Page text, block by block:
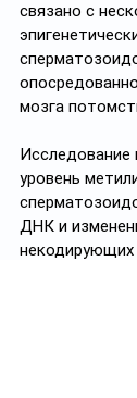
связано с
мозга
Исследование
уровень
ДНК и
некодирующих